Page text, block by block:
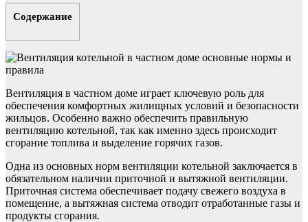
Содержание
Вентиляция в частном доме играет ключевую роль для
обеспечения комфортных жилищных условий и безопасности
жильцов. Особенно важно обеспечить правильную
вентиляцию котельной, так как именно здесь происходит
сгорание топлива и выделение горячих газов.
Одна из основных норм вентиляции котельной заключается в
обязательном наличии приточной и вытяжной вентиляции.
Приточная система обеспечивает подачу свежего воздуха в
помещение, а вытяжная система отводит отработанные газы и
продукты сгорания.